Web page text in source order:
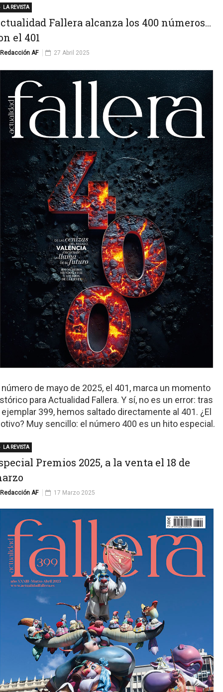
Fallera alcanza los 400 números...
el 401
Redacción AF
LA REVISTA
27 Abril 2025
número de mayo de 2025, el 401, marca un momento
para Actualidad Fallera. Y sí, no es un error: tras
399, hemos saltado directamente al 401. ¿El
Muy sencillo: el número 400 es un hito especial.
Premios 2025, a la venta el 18 de
Redacción AF
LA REVISTA
17 Marzo 2025